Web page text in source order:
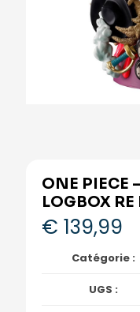
ONE PIECE
LOGBOX
€ 139,99
Catégorie :
UGS :